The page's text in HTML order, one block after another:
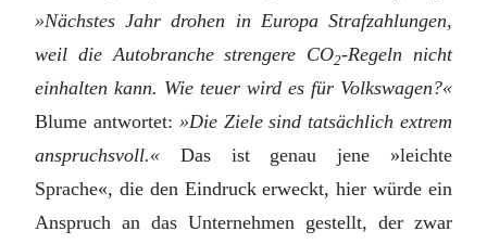
»Nächstes Jahr drohen in Europa Strafzahlungen,
weil die Autobranche strengere CO2-Regeln nicht
einhalten kann. Wie teuer wird es für Volkswagen?«
Blume antwortet: »Die Ziele sind tatsächlich extrem
anspruchsvoll.« Das ist genau jene »leichte
Sprache«, die den Eindruck erweckt, hier würde ein
Anspruch an das Unternehmen gestellt, der zwar